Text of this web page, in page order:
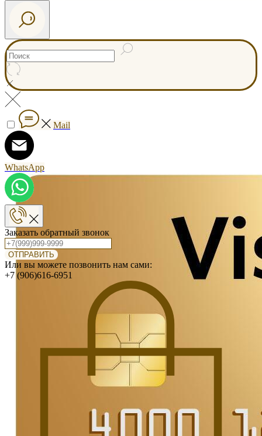
Mail
WhatsApp
Заказать обратный звонок
ОТПРАВИТЬ
Или вы можете позвонить нам сами:
+7 (906)616-6951